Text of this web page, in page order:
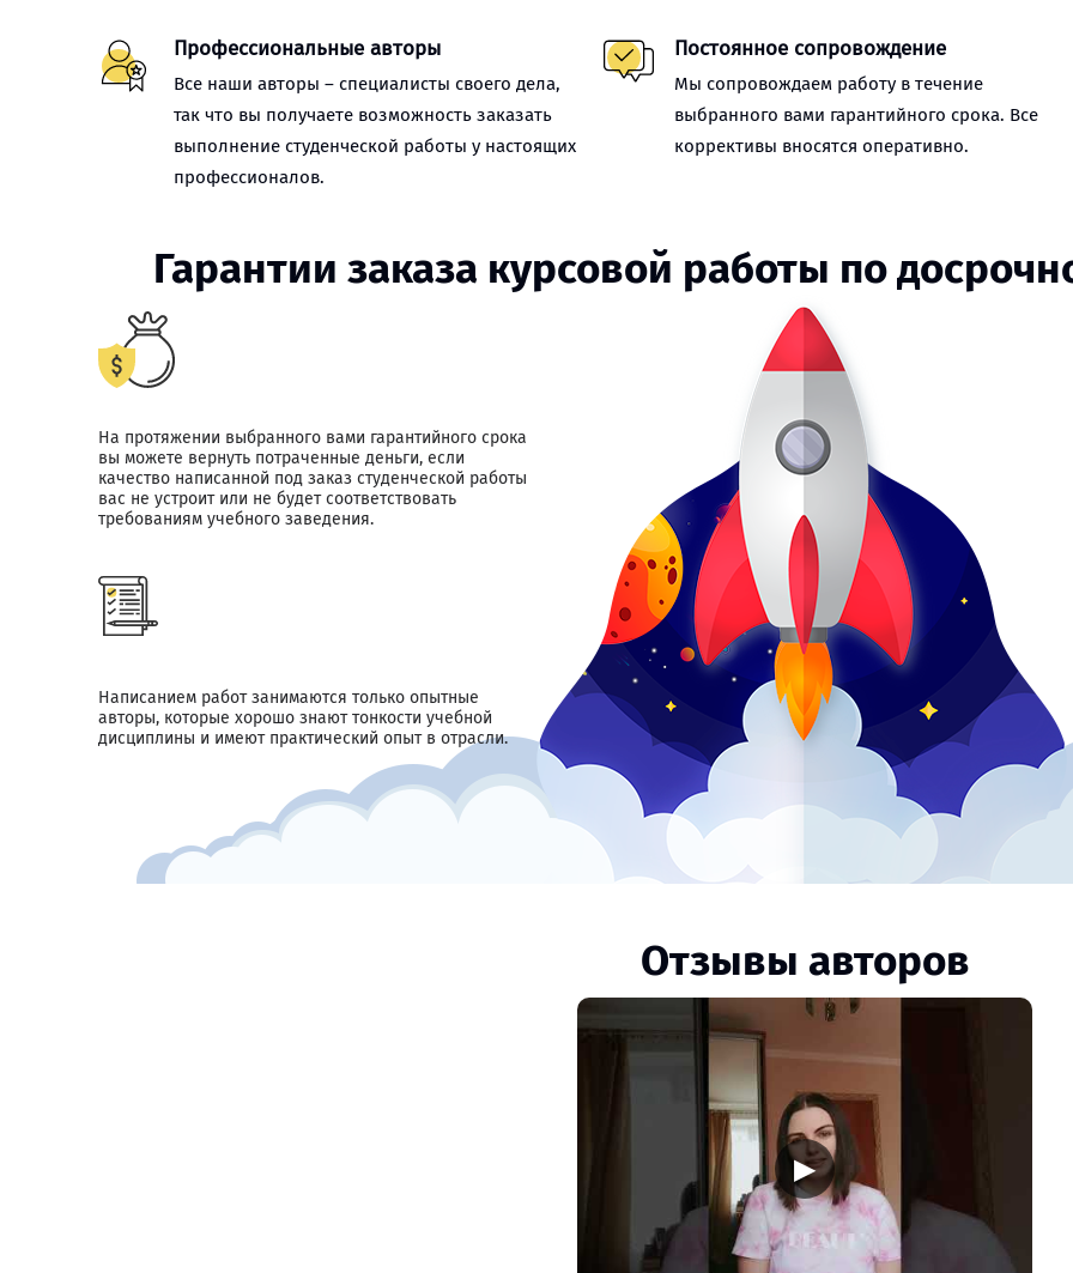
Профессиональные авторы
Все наши авторы – специалисты своего дела,
так что вы получаете возможность заказать
выполнение студенческой работы у настоящих
профессионалов.
Постоянное сопровождение
Мы сопровождаем работу в течение
выбранного вами гарантийного срока. Все
коррективы вносятся оперативно.
Гарантии заказа курсовой работы по
На протяжении выбранного вами гарантийного срока
вы можете вернуть потраченные деньги, если
качество написанной под заказ студенческой работы
вас не устроит или не будет соответствовать
требованиям учебного заведения.
Написанием работ занимаются только опытные
авторы, которые хорошо знают тонкости учебной
дисциплины и имеют практический опыт в отрасли.
Отзывы авторов
▶